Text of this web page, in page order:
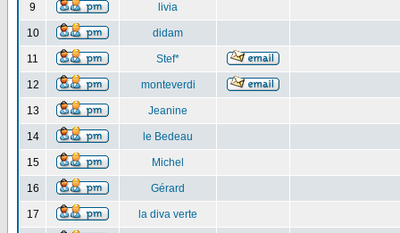
9 livia
10 didam
11 Stef*
12 monteverdi
13 Jeanine
14 le Bedeau
15 Michel
16 Gérard
17 la diva verte